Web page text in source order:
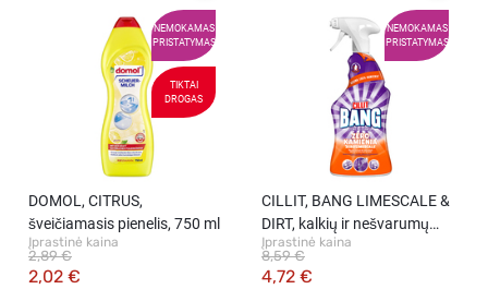
NEMOKAMAS
PRISTATYMAS
TIKTAI
DROGAS
DOMOL, CITRUS,
šveičiamasis pienelis, 750 ml
Įprastinė kaina
2,02 €
2,89 €
NEMOKAMAS
PRISTATYMAS
CILLIT, BANG LIMESCALE &
DIRT, kalkių ir nešvarumų
valiklis, 750 ml
Įprastinė kaina
4,72 €
8,59 €